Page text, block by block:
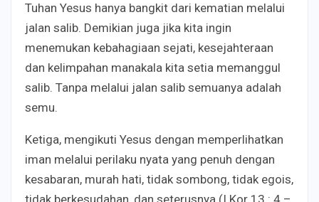
Tuhan Yesus hanya bangkit dari kematian melalui
jalan salib. Demikian juga jika kita ingin
menemukan kebahagiaan sejati, kesejahteraan
dan kelimpahan manakala kita setia memanggul
salib. Tanpa melalui jalan salib semuanya adalah
semu.
Ketiga, mengikuti Yesus dengan memperlihatkan
iman melalui perilaku nyata yang penuh dengan
kesabaran, murah hati, tidak sombong, tidak egois,